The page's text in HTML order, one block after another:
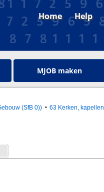
Home Help
MJOB maken
(SfB 0)) 63 Kerken, kapellen